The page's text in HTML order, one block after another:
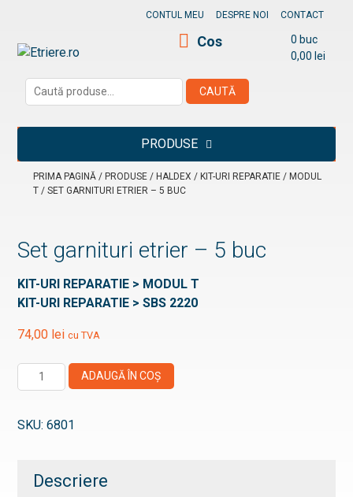
content
Etriere.ro
CONTUL MEU DESPRE NOI CONTACT
Caută
după:
CAUTĂ
Cos
0 buc
0,00 lei
PRODUSE
PRIMA PAGINĂ / PRODUSE / HALDEX / KIT-URI REPARATIE / MODUL
T / SET GARNITURI ETRIER – 5 BUC
Set garnituri etrier – 5 buc
KIT-URI REPARATIE > MODUL T
KIT-URI REPARATIE > SBS 2220
74,00 lei cu TVA
Cantitate
Set
etrier
buc
ADAUGĂ ÎN COȘ
SKU:6801
Descriere